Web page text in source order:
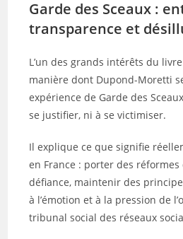
Garde des Sceaux :
transparence et
L’un des grands intérêts du
manière dont Dupond-Moretti
expérience de Garde des
se justifier, ni à se victimiser.
Il explique ce que signifie
en France : porter des
défiance, maintenir des
à l’émotion et à la pression de
tribunal social des réseaux